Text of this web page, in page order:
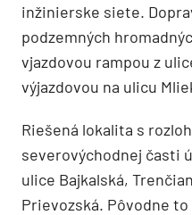
inžinierske siete.
podzemných
vjazdovou rampou z
výjazdovou na ulicu
Riešená lokalita s
severovýchodnej časti
ulice Bajkalská,
Prievozská. Pôvodne